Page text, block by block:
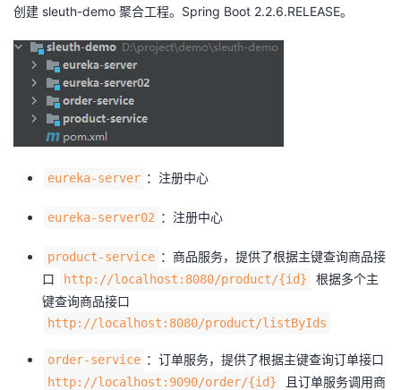
创建 sleuth-demo 聚合工程。Spring Boot 2.2.6.RELEASE。
eureka-server ：注册中心
eureka-server02 ：注册中心
product-service ：商品服务，提供了根据主键查询商品接
口
http://localhost:8080/product/{id}
根据多个主
键查询商品接口
http://localhost:8080/product/listByIds
order-service ：订单服务，提供了根据主键查询订单接口
http://localhost:9090/order/{id}
且订单服务调用商